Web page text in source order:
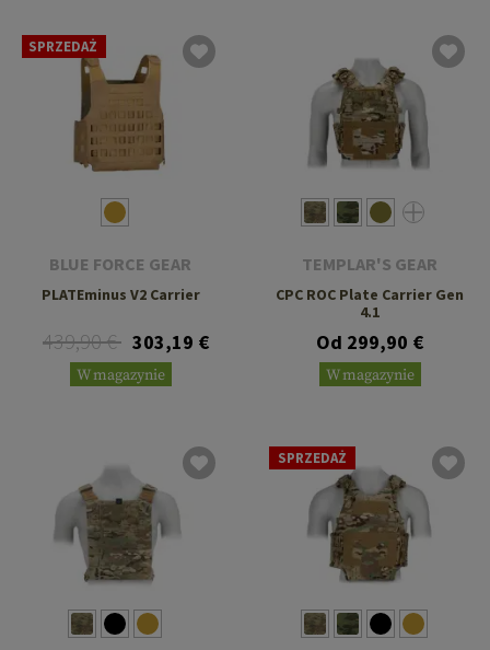
SPRZEDAŻ
BLUE FORCE GEAR
PLATEminus V2 Carrier
439,90 € 303,19 €
W magazynie
TEMPLAR'S GEAR
CPC ROC Plate Carrier Gen
4.1
Od 299,90 €
W magazynie
SPRZEDAŻ